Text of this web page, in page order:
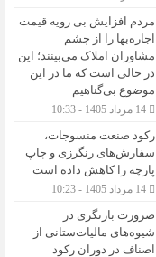
مردم افزایش بی رویه قیمت
اجاره‌بها را از چشم
مشاوران املاک می‌بینند؛ این
در حالی است که ما در این
موضوع بی‌گناهیم
رکود صنعت منسوجات،
سفارش‌های رنگرزی و چاپ
پارچه را کاهش داده است
ضرورت بازنگری در
شیوه‌های مالیات‌ستانی از
اصناف در دوران رکود